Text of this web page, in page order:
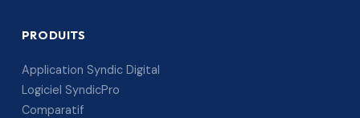
PRODUITS
Application Syndic Digital
Logiciel SyndicPro
Comparatif